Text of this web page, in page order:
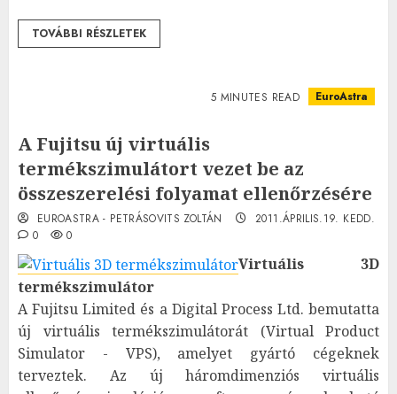
TOVÁBBI RÉSZLETEK
5 MINUTES READ EuroAstra
A Fujitsu új virtuális
termékszimulátort vezet be az
összeszerelési folyamat ellenőrzésére
EUROASTRA - PETRÁSOVITS ZOLTÁN
2011.ÁPRILIS.19. KEDD.
0
0
Virtuális 3D
termékszimulátor
A Fujitsu Limited és a Digital Process Ltd. bemutatta
új virtuális termékszimulátorát (Virtual Product
Simulator - VPS), amelyet gyártó cégeknek
terveztek. Az új háromdimenziós virtuális